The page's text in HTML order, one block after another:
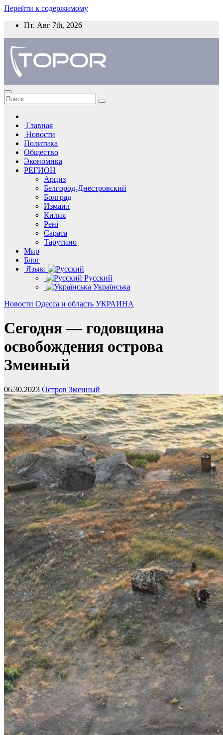
Перейти к содержимому
Пт. Авг 7th, 2026
Главная
Новости
Политика
Общество
Экономика
РЕГИОН
Арциз
Белгород-Днестровский
Болград
Измаил
Килия
Рені
Сарата
Тарутино
Мир
Блог
Язык:
Русский
Українська
Новости Одесса и область УКРАИНА
Сегодня — годовщина
освобождения острова
Змеиный
06.30.2023 Остров Змеиный